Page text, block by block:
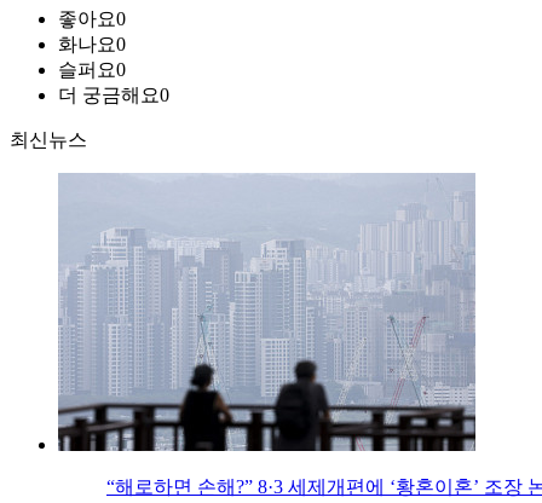
좋아요0
화나요0
슬퍼요0
더 궁금해요0
최신뉴스
“해로하면 손해?” 8·3 세제개편에 ‘황혼이혼’ 조장